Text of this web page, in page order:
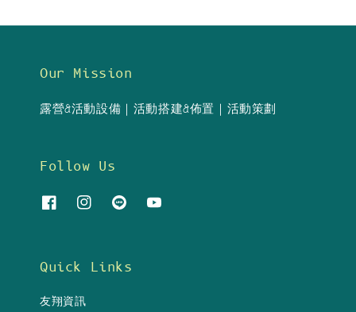
Our Mission
露營&活動設備｜活動搭建&佈置｜活動策劃
Follow Us
Quick Links
友翔資訊